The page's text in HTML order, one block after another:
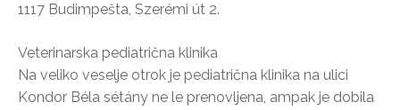
1117 Budimpešta, Szerémi út 2.
Veterinarska pediatrična klinika
Na veliko veselje otrok je pediatrična klinika na ulici
Kondor Béla sétány ne le prenovljena, ampak je dobila